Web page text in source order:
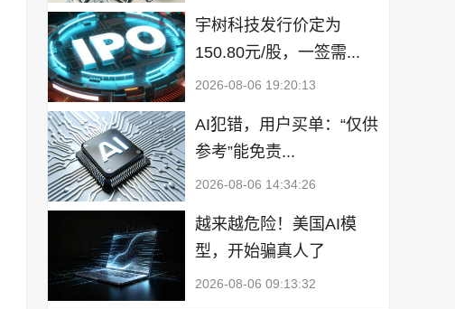
宇树科技发行价定为
150.80元/股，一签需...
2026-08-06 19:20:13
AI犯错，用户买单：“仅供
参考”能免责...
2026-08-06 14:34:26
越来越危险！美国AI模
型，开始骗真人了
2026-08-06 09:13:32